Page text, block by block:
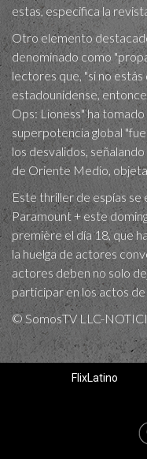
estas, especifica la
Otro elemento
denominado como
lectores que, "si no
estadounidense,
Ops: Lioness" ha
superpotencia global
los desvalidos,
de Oriente Medio,
Este thriller de espías
Paramount + este
première el día 18, que
la huelga de actores
actores deben no solo
participar en los actos
© SomosTV LLC-
FlixLatino